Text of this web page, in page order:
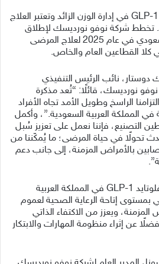
تساعد أدوية السيماغلوتايد GLP-1 في إدارة الوزن الزائد وتعتبر العلاج
تخطط شركة نوفو نورديسك لإطلاق
Wegovy®️ في السوق السعودي في عام 2025 لعلاج المرضى
كلا القطاعين العام والخاص.
نائب الرئيس التنفيذي
نورديسك، قائلًا: “تُعد مذكرة
الراسخ وطويل الأمد تجاه الأفراد
في المملكة العربية السعودية.”، وأكمل
التصنيع، فإننا نعمل على تعزيز سُبل
تحولًا في حياة المرضى؛ ما يُمكّننا من
بالأمراض المزمنة، إلى جانب دعم
إن إنتاج مستحضرات سيماغلوتايد GLP-1 في المملكة العربية
بمستوى إتاحة الرعاية الصحية لعموم
ويعزز من الاكتفاء الذاتي
عن إثراء منظومة المهارات والابتكار